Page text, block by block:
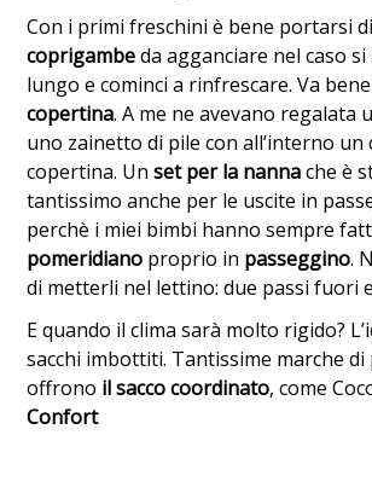
Con i primi freschini è bene portarsi
coprigambeda agganciare nel caso
lungo e cominci a rinfrescare. Va
copertina. A me ne avevano regalata
uno zainetto di pile con all’interno un
copertina. Un set per la nannache è
tantissimo anche per le uscite in
perchè i miei bimbi hanno sempre
pomeridiano proprio in passeggino.
di metterli nel lettino: due passi fuori
E quando il clima sarà molto rigido?
sacchi imbottiti. Tantissime marche di
offrono il sacco coordinato, come
Confort